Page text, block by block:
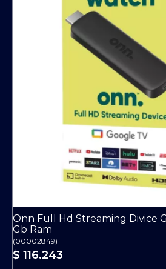
Onn Full Hd Streaming Divice
Gb Ram
(00002849)
$ 116.243